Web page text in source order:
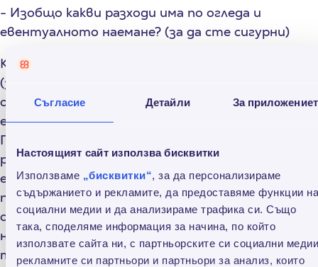
Съгласие Детайли За
Настоящият сайт използва бисквитки
Използваме „бисквитки“, за да персонализираме
съдържанието и рекламите, да предоставяме функции на
социални медии и да анализираме трафика си. Също
така, споделяме информация за начина, по който
използвате сайта ни, с партньорските си социални
рекламните си партньори и партньори за анализ, които
- Изобщо какви разходи има по огледа и
евентуалното наемане? (за да сте сигурни)
Когато идете на оглед, не се учудвайте
(защото се случва), ако в същия час на огледа за
определена квартира агентът е повикал още
един-двама кандидат-наематели.
Предполагаме, че логиката е „да свършим
работата по-набързо и ефективно“. Хубавото
е, че единият от оглеждащите ще има право на
първо решение (дано сте вие!). Лошото е, че се
създава конкуренция и натиск – „вижте колко
наплив има, решавайте бързо, че ще го вземе
този другият“!